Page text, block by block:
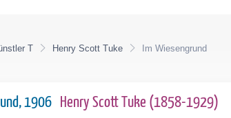
T Henry Scott Tuke Im Wiesengrund
1906 Henry Scott Tuke (1858-1929)